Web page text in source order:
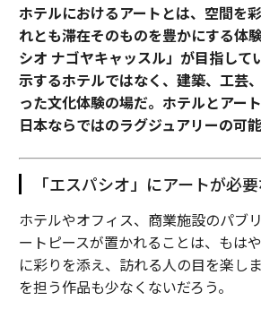
ホテルにおけるアートとは、空間を
れとも滞在そのものを豊かにする体
シオ ナゴヤキャッスル」が目指して
示するホテルではなく、建築、工芸
った文化体験の場だ。ホテルとアー
日本ならではのラグジュアリーの可能
「エスパシオ」にアートが必
ホテルやオフィス、商業施設のパブ
ートピースが置かれることは、もは
に彩りを添え、訪れる人の目を楽し
を担う作品も少なくないだろう。